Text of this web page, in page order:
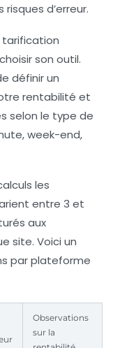
d’erreur.
son outil.
définir un
rentabilité et
selon le type de
week-end,
les
entre 3 et
aux
site. Voici un
par plateforme
Observations
sur la